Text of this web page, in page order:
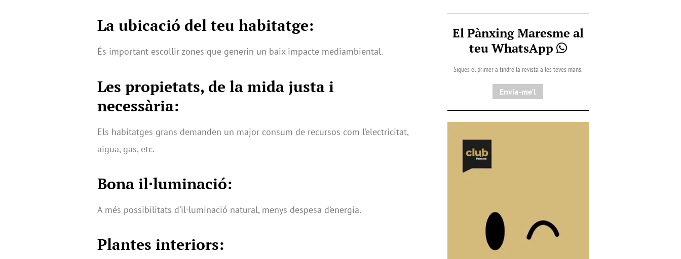
La ubicació del teu habitatge:
És important escollir zones que generin un baix impacte mediambiental.
Les propietats, de la mida justa i
necessària:
Els habitatges grans demanden un major consum de recursos com l’electricitat,
aigua, gas, etc.
Bona il·luminació:
A més possibilitats d’il·luminació natural, menys despesa d’energia.
Plantes interiors:
El Pànxing Maresme al
teu WhatsApp
Sigues el primer a tindre la revista a les teves mans.
Envia-me'l